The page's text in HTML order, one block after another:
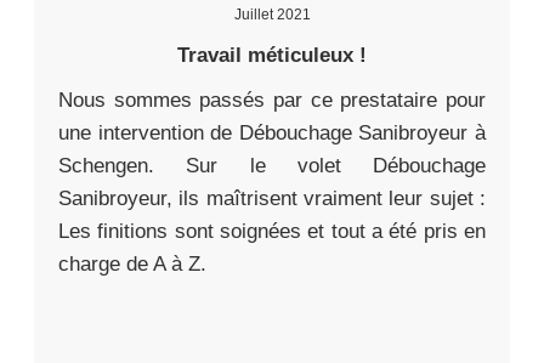
Juillet 2021
Travail méticuleux !
Nous sommes passés par ce prestataire pour
une intervention de Débouchage Sanibroyeur à
Schengen. Sur le volet Débouchage
Sanibroyeur, ils maîtrisent vraiment leur sujet :
Les finitions sont soignées et tout a été pris en
charge de A à Z.